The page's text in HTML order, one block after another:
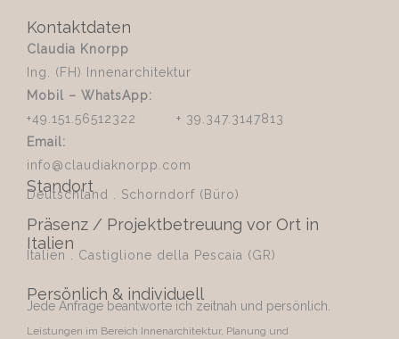
Kontaktdaten
Claudia Knorpp
Ing. (FH) Innenarchitektur
Mobil – WhatsApp:
+49.151.56512322 + 39.347.3147813
Email:
info@claudiaknorpp.com
Standort
Deutschland . Schorndorf (Büro)
Präsenz / Projektbetreuung vor Ort in
Italien
Italien . Castiglione della Pescaia (GR)
Persönlich & individuell
Jede Anfrage beantworte ich zeitnah und persönlich.
Leistungen im Bereich Innenarchitektur, Planung und